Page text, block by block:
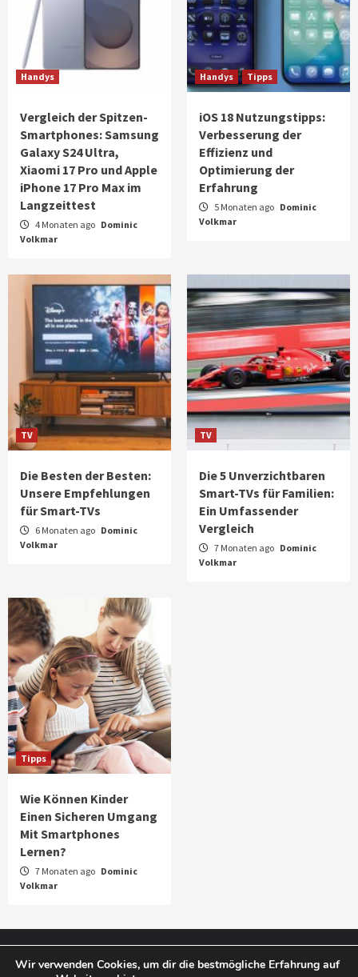
Handys
Vergleich der Spitzen-
Smartphones: Samsung
Galaxy S24 Ultra,
Xiaomi 17 Pro und Apple
iPhone 17 Pro Max im
Langzeittest
4 Monaten ago Dominic
Volkmar
Handys Tipps
iOS 18 Nutzungstipps:
Verbesserung der
Effizienz und
Optimierung der
Erfahrung
5 Monaten ago Dominic
Volkmar
TV
Die Besten der Besten:
Unsere Empfehlungen
für Smart-TVs
6 Monaten ago Dominic
Volkmar
TV
Die 5 Unverzichtbaren
Smart-TVs für Familien:
Ein Umfassender
Vergleich
7 Monaten ago Dominic
Volkmar
Tipps
Wie Können Kinder
Einen Sicheren Umgang
Mit Smartphones
Lernen?
7 Monaten ago Dominic
Volkmar
Impressum Datenschutz
Wir verwenden Cookies, um dir die bestmögliche Erfahrung auf